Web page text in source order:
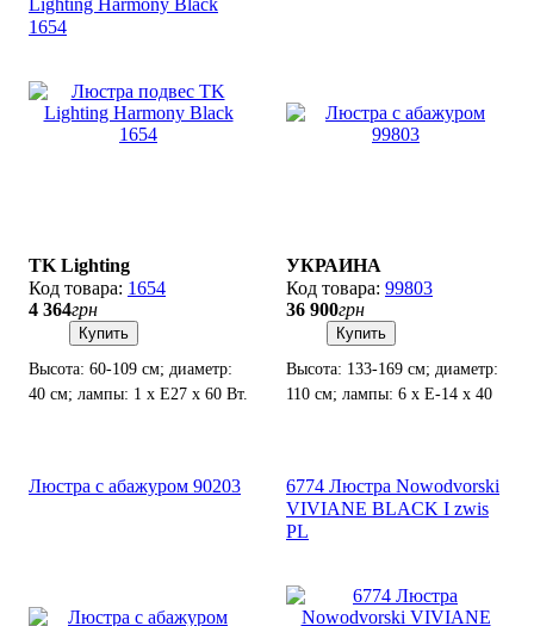
1654
TK Lighting
1654
4 364грн
Купить
Высота: 60-109 см; диаметр:
40 см; лампы: 1 х Е27 х 60 Вт.
УКРАИНА
99803
36 900грн
Купить
Высота: 133-169 см; диаметр:
110 см; лампы: 6 х Е-14 х 40
Люстра с абажуром 90203
6774 Люстра Nowodvorski
VIVIANE BLACK I zwis
PL